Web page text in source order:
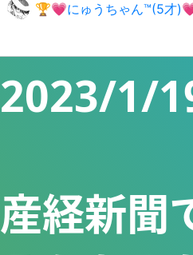
🏆💗にゅうちゃん™(5才
2023/1/
産経新聞